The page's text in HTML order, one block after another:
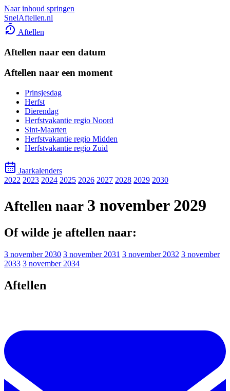
Naar inhoud springen
SnelAftellen.nl
Aftellen
Aftellen naar een datum
Aftellen naar een moment
Prinsjesdag
Herfst
Dierendag
Herfstvakantie regio Noord
Sint-Maarten
Herfstvakantie regio Midden
Herfstvakantie regio Zuid
Jaarkalenders
2022 2023 2024 2025 2026 2027 2028 2029 2030
Aftellen naar 3 november 2029
Of wilde je aftellen naar:
3 november 2030 3 november 2031 3 november 2032 3 november
2033 3 november 2034
Aftellen